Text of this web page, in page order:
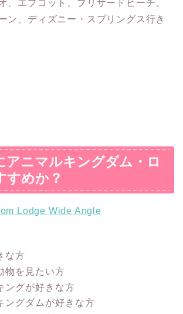
、エプコット、ブリザードビーチ、
ン、ディズニー・スプリングス行き
アニマルキングダム・ロ
すめか？
な方
物を見たい方
ングが好きな方
ングダムが好きな方